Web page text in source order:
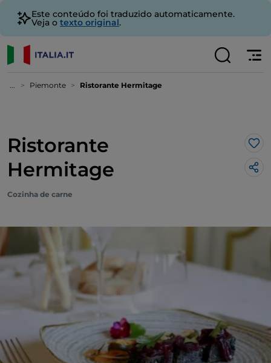
Este conteúdo foi traduzido automaticamente.
Veja o texto original.
... Piemonte Ristorante Hermitage
Ristorante
Hermitage
Cozinha de carne